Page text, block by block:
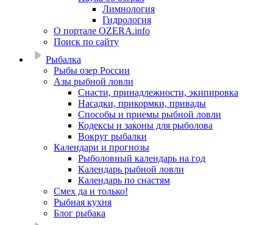
Лимнология
Гидрология
О портале OZERA.info
Поиск по сайту
Рыбалка
Рыбы озер России
Азы рыбной ловли
Снасти, принадлежности, экипировка
Насадки, прикормки, привады
Способы и приемы рыбной ловли
Кодексы и законы для рыболова
Вокруг рыбалки
Календари и прогнозы
Рыболовный календарь на год
Календарь рыбной ловли
Календарь по снастям
Смех да и только!
Рыбная кухня
Блог рыбака